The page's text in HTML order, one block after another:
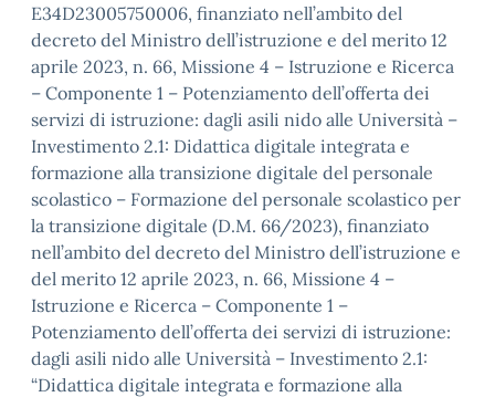
E34D23005750006, finanziato nell’ambito del
decreto del Ministro dell’istruzione e del merito 12
aprile 2023, n. 66, Missione 4 – Istruzione e Ricerca
– Componente 1 – Potenziamento dell’offerta dei
servizi di istruzione: dagli asili nido alle Università –
Investimento 2.1: Didattica digitale integrata e
formazione alla transizione digitale del personale
scolastico – Formazione del personale scolastico per
la transizione digitale (D.M. 66/2023), finanziato
nell’ambito del decreto del Ministro dell’istruzione e
del merito 12 aprile 2023, n. 66, Missione 4 –
Istruzione e Ricerca – Componente 1 –
Potenziamento dell’offerta dei servizi di istruzione:
dagli asili nido alle Università – Investimento 2.1:
“Didattica digitale integrata e formazione alla